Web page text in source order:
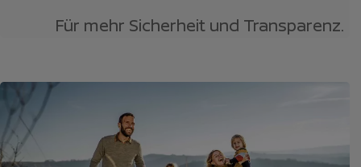
Für mehr Sicherheit und Transparenz.